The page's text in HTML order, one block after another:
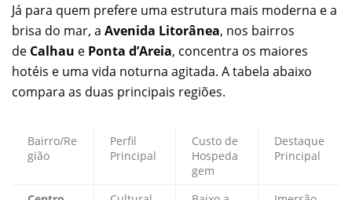
Já para quem prefere uma estrutura mais moderna e a
brisa do mar, a Avenida Litorânea, nos bairros
de Calhau e Ponta d’Areia, concentra os maiores
hotéis e uma vida noturna agitada. A tabela abaixo
compara as duas principais regiões.
Bairro/Re
gião
Perfil
Principal
Custo de
Hospeda
gem
Destaque
Principal